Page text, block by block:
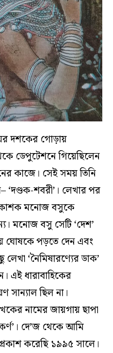
দশকের গোড়ায়
ডেপুটেশনে গিয়েছিলেন
কাজে। সেই সময় তিনি
‘দণ্ডক-শবরী’। লেখার পর
মনোজ বসুকে
মনোজ বসু সেটি ‘দেশ’
ঘোষকে পড়তে দেন এবং
‘নৈমিষারণ্যের ডাক’
এই ধারাবাহিকের
সান্যাল ছিল না।
নামের জায়গায় ছাপা
দে’জ থেকে আমি
করেছি ১৯৯৫ সালে।